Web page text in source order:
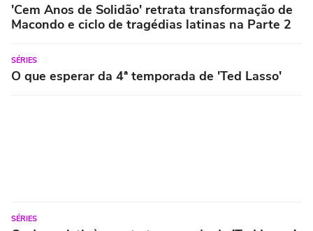
'Cem Anos de Solidão' retrata transformação de
Macondo e ciclo de tragédias latinas na Parte 2
SÉRIES
O que esperar da 4ª temporada de 'Ted Lasso'
SÉRIES